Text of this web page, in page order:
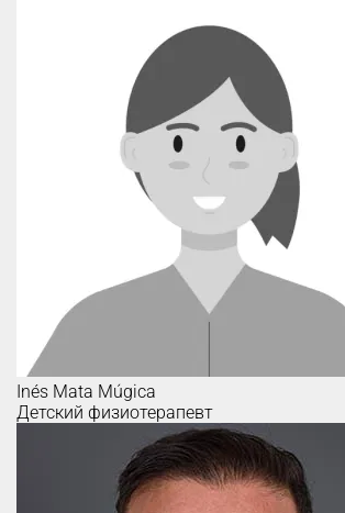
Inés Mata Múgica
Детский физиотерапевт